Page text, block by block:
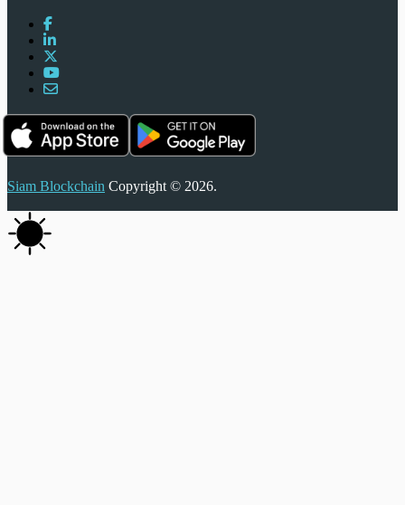
Siam Blockchain Copyright © 2026.